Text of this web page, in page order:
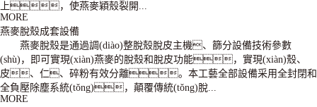
上，使燕麥穎殼裂開...
MORE
燕麥脫殼成套設備
燕麥脫殼是通過調(diào)整脫殼脫皮主機、篩分設備技術參數
(shù)，即可實現(xiàn)燕麥的脫殼和脫皮功能，實現(xiàn)殼、
皮、仁、碎粉有效分離。本工藝全部設備采用全封閉和
全負壓除塵系統(tǒng)，顛覆傳統(tǒng)脫...
MORE